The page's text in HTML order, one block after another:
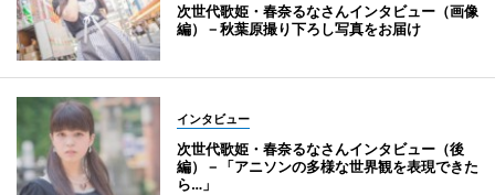
次世代歌姫・春奈るなさんインタビュー（画像
編）－秋葉原撮り下ろし写真をお届け
インタビュー
次世代歌姫・春奈るなさんインタビュー（後
編）－「アニソンの多様な世界観を表現できた
ら…」